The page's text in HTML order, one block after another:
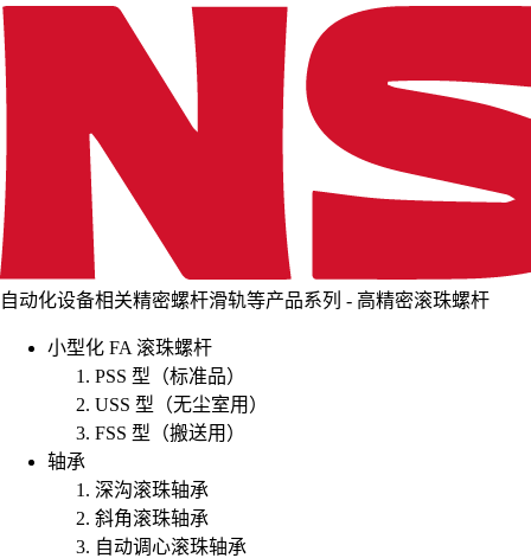
自动化设备相关精密螺杆滑轨等产品系列 - 高精密滚珠螺杆
小型化 FA 滚珠螺杆
PSS 型（标准品）
USS 型（无尘室用）
FSS 型（搬送用）
轴承
深沟滚珠轴承
斜角滚珠轴承
自动调心滚珠轴承